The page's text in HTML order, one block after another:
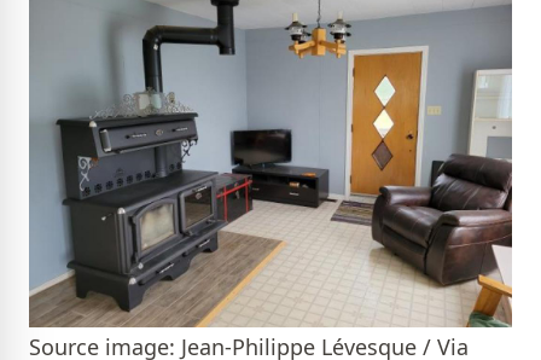
Source image: Jean-Philippe Lévesque / Via